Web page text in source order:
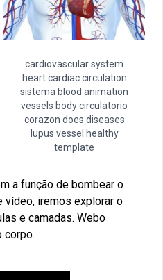
cardiovascular system
heart cardiac circulation
sistema blood animation
vessels body circulatorio
corazon does diseases
lupus vessel healthy
template
a função de bombear o
vídeo, iremos explorar o
e camadas. Webo
corpo.